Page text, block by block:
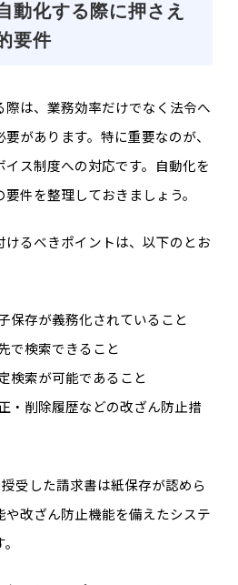
動化する際に押さえ
要件
は、業務効率だけでなく法令へ
があります。特に重要なのが、
ス制度への対応です。自動化を
件を整理しておきましょう。
るべきポイントは、以下のとお
保存が義務化されていること
で検索できること
検索が可能であること
・削除履歴などの改ざん防止措
受した請求書は紙保存が認めら
改ざん防止機能を備えたシステ